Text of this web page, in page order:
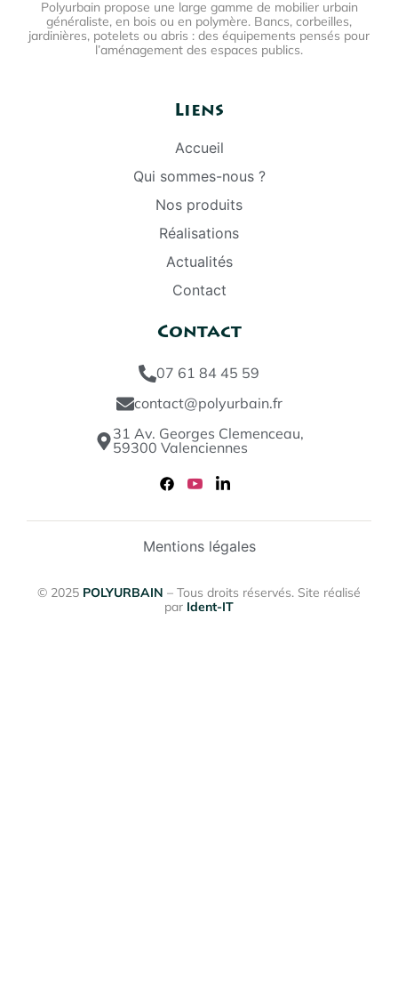
Polyurbain propose une large gamme de mobilier urbain
généraliste, en bois ou en polymère. Bancs, corbeilles,
jardinières, potelets ou abris : des équipements pensés pour
l’aménagement des espaces publics.
Liens
Accueil
Qui sommes-nous ?
Nos produits
Réalisations
Actualités
Contact
Contact
07 61 84 45 59
contact@polyurbain.fr
31 Av. Georges Clemenceau,
59300 Valenciennes
© 2025 POLYURBAIN – Tous droits réservés. Site réalisé
par Ident-IT
Mentions légales